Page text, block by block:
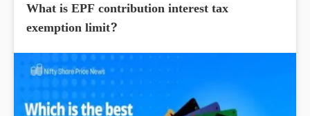
What is EPF contribution interest tax
exemption limit?